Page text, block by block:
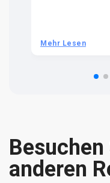
Mehr Lesen
anderen